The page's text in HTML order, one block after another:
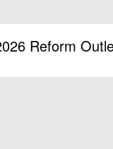
Reform